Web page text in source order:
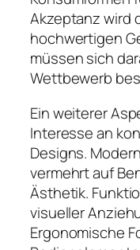
Akzeptanz wird
hochwertigen
müssen sich
Wettbewerb
Ein weiterer
Interesse an
Designs.
vermehrt auf
Ästhetik.
visueller
Ergonomische